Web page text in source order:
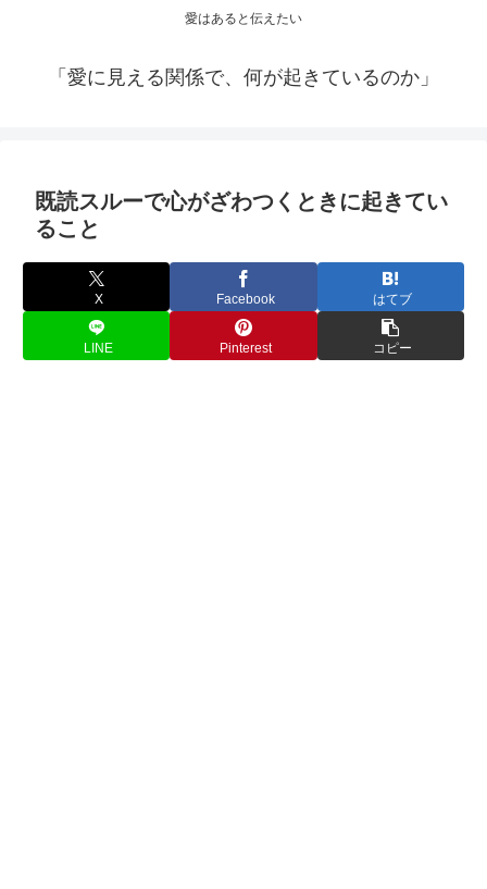
愛はあると伝えたい
「愛に見える関係で、何が起きているのか」
既読スルーで心がざわつくときに起きてい
ること
X Facebook はてブ
LINE Pinterest コピー